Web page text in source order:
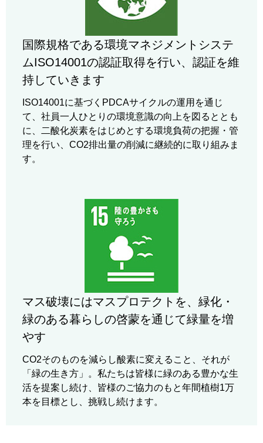
国際規格である環境マネジメントシステ
ムISO14001の認証取得を行い、認証を維
持していきます
ISO14001に基づくPDCAサイクルの運用を通じ
て、社員一人ひとりの環境意識の向上を図るととも
に、二酸化炭素をはじめとする環境負荷の把握・管
理を行い、CO2排出量の削減に継続的に取り組みま
す。
マス破壊にはマスプロテクトを、緑化・
緑のある暮らしの啓蒙を通じて緑量を増
やす
CO2そのものを減らし酸素に変えること、それが
「緑の生き方」。私たちは皆様に緑のある豊かな生
活を提案し続け、皆様のご協力のもと年間植樹1万
本を目標とし、挑戦し続けます。